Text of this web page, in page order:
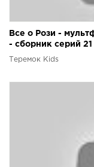
Все о Рози -
- сборник серий
Теремок Kids